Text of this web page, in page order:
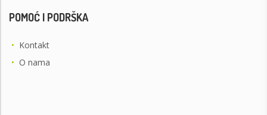
POMOĆ I PODRŠKA
• Kontakt
• O nama